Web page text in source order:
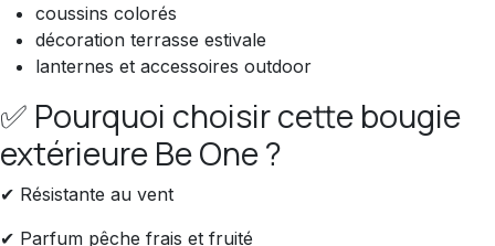
coussins colorés
décoration terrasse estivale
lanternes et accessoires outdoor
✅ Pourquoi choisir cette bougie
extérieure Be One ?
✔ Résistante au vent
✔ Parfum pêche frais et fruité